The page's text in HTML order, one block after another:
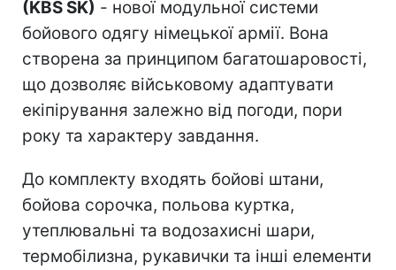
(KBS SK) - нової модульної системи
бойового одягу німецької армії. Вона
створена за принципом багатошаровості,
що дозволяє військовому адаптувати
екіпірування залежно від погоди, пори
року та характеру завдання.
До комплекту входять бойові штани,
бойова сорочка, польова куртка,
утеплювальні та водозахисні шари,
термобілизна, рукавички та інші елементи